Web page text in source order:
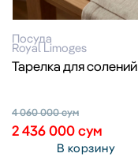
Посуда
Royal Limoges
Тарелка для солений
4 060 000сум
2 436 000сум
В корзину